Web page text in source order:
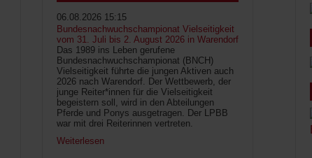
06.08.2026 15:15
Bundesnachwuchschampionat Vielseitigkeit
vom 31. Juli bis 2. August 2026 in Warendorf
Das 1989 ins Leben gerufene
Bundesnachwuchschampionat (BNCH)
Vielseitigkeit führte die jungen Aktiven auch
2026 nach Warendorf. Der Wettbewerb, der
junge Reiter*innen für die Vielseitigkeit
begeistern soll, wird in den Abteilungen
Pferde und Ponys ausgetragen. Der LPBB
war mit drei Reiterinnen vertreten.
Weiterlesen